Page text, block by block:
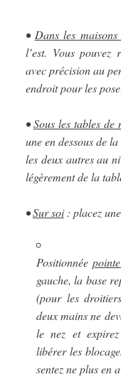
• Dans les
l’est. Vous pouvez
avec précision au
endroit pour les
•Sous les tables de
une en dessous de
les deux autres au
légèrement de la
•Sur soi: placez
Positionnée
gauche, la base
(pour les
deux mains ne
le nez et
libérer les
sentez ne plus en